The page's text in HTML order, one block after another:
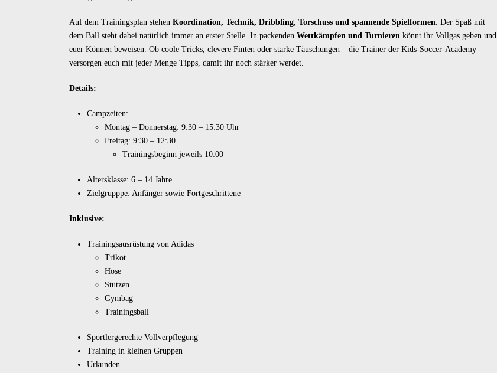
Auf dem Trainingsplan stehen Koordination, Technik, Dribbling, Torschuss und spannende Spielformen. Der Spaß mit
dem Ball steht dabei natürlich immer an erster Stelle. In packenden Wettkämpfen und Turnieren könnt ihr Vollgas geben und
euer Können beweisen. Ob coole Tricks, clevere Finten oder starke Täuschungen – die Trainer der Kids-Soccer-Academy
versorgen euch mit jeder Menge Tipps, damit ihr noch stärker werdet.
Details:
Campzeiten:
Montag – Donnerstag: 9:30 – 15:30 Uhr
Freitag: 9:30 – 12:30
Trainingsbeginn jeweils 10:00
Altersklasse: 6 – 14 Jahre
Zielgrupppe: Anfänger sowie Fortgeschrittene
Inklusive:
Trainingsausrüstung von Adidas
Trikot
Hose
Stutzen
Gymbag
Trainingsball
Sportlergerechte Vollverpflegung
Training in kleinen Gruppen
Urkunden